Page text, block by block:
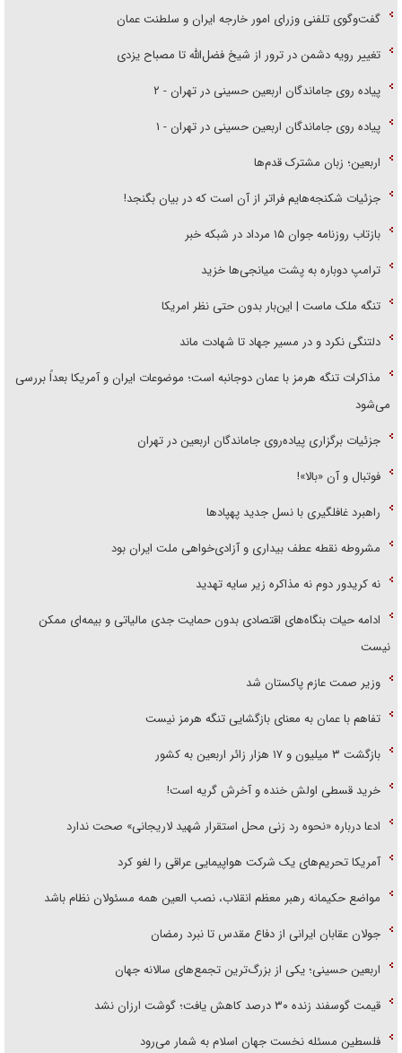
گفت‌وگوی تلفنی وزرای امور خارجه ایران و سلطنت عمان
تغییر رویه دشمن در ترور از شیخ فضل‌الله تا مصباح یزدی
پیاده روی جاماندگان اربعین حسینی در تهران - ۲
پیاده روی جاماندگان اربعین حسینی در تهران - ۱
اربعین؛ زبان مشترک قدم‌ها
جزئیات شکنجه‌هایم فراتر از آن است که در بیان بگنجد!
بازتاب روزنامه جوان ۱۵ مرداد در شبکه خبر
ترامپ دوباره به پشت میانجی‌ها خزید
تنگه ملک ماست | این‌بار بدون حتی نظر امریکا
دلتنگی نکرد و در مسیر جهاد تا شهادت ماند
مذاکرات تنگه هرمز با عمان دوجانبه است؛ موضوعات ایران و آمریکا بعداً بررسی
می‌شود
جزئیات برگزاری پیاده‌روی جاماندگان اربعین در تهران
فوتبال و آن «بالا»!
راهبرد غافلگیری با نسل جدید پهپاد‌ها
مشروطه نقطه عطف بیداری و آزادی‌خواهی ملت ایران بود
نه کریدور دوم نه مذاکره زیر سایه تهدید
ادامه حیات بنگاه‌های اقتصادی بدون حمایت جدی مالیاتی و بیمه‌ای ممکن
نیست
وزیر صمت عازم پاکستان شد
تفاهم با عمان به معنای بازگشایی تنگه هرمز نیست
بازگشت ۳ میلیون و ۱۷ هزار زائر اربعین به کشور
خرید قسطی اولش خنده و آخرش گریه است!
ادعا درباره «نحوه رد زنی محل استقرار شهید لاریجانی» صحت ندارد
آمریکا تحریم‌های یک شرکت هواپیمایی عراقی را لغو کرد
مواضع حکیمانه رهبر معظم انقلاب، نصب العین همه مسئولان نظام باشد
جولان عقابان ایرانی از دفاع مقدس تا نبرد رمضان
اربعین حسینی؛ یکی از بزرگ‌ترین تجمع‌های سالانه جهان
قیمت گوسفند زنده ۳۰ درصد کاهش یافت؛ گوشت ارزان نشد
فلسطین مسئله نخست جهان اسلام به شمار می‌رود